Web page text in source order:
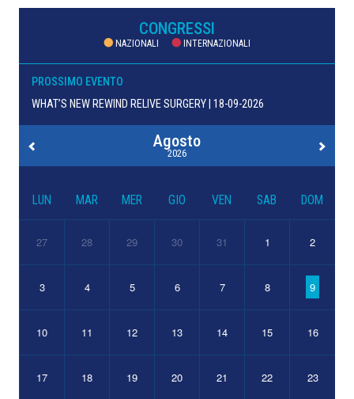
CONGRESSI
NAZIONALI INTERNAZIONALI
PROSSIMO EVENTO
WHAT’S NEW REWIND RELIVE SURGERY | 18-09-2026
Agosto
2026
LUN MAR MER GIO VEN SAB DOM
27 28 29 30 31 1 2
3 4 5 6 7 8 9
10 11 12 13 14 15 16
17 18 19 20 21 22 23